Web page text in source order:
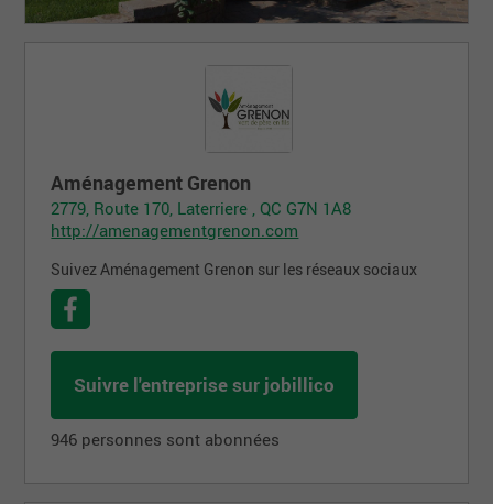
Aménagement Grenon
2779, Route 170, Laterriere , QC G7N 1A8
http://amenagementgrenon.com
Suivez Aménagement Grenon sur les réseaux sociaux
Suivre l'entreprise sur jobillico
946 personnes sont abonnées